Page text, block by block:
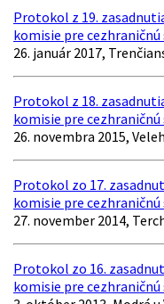
Protokol z 19.
komisie pre
26. január 2017,
Protokol z 18.
komisie pre
26. novembra 2015,
Protokol zo 17.
komisie pre
27. november 2014,
Protokol zo 16.
komisie pre